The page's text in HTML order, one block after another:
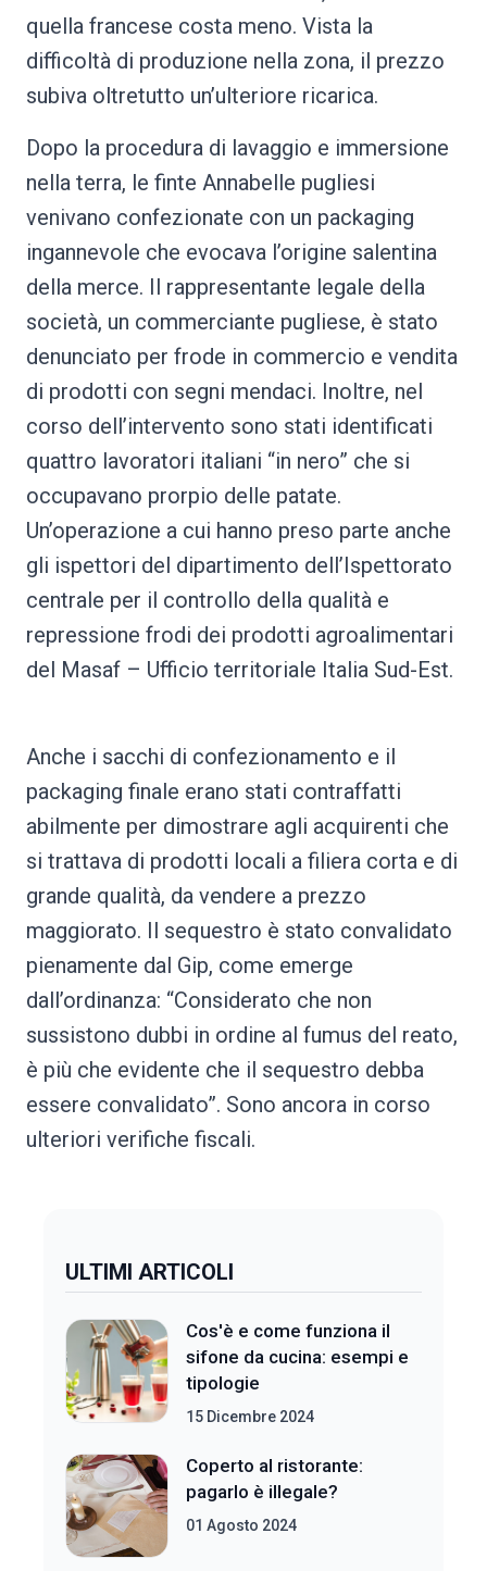
quella francese costa meno. Vista la
difficoltà di produzione nella zona, il prezzo
subiva oltretutto un’ulteriore ricarica.
Dopo la procedura di lavaggio e immersione
nella terra, le finte Annabelle pugliesi
venivano confezionate con un packaging
ingannevole che evocava l’origine salentina
della merce. Il rappresentante legale della
società, un commerciante pugliese, è stato
denunciato per frode in commercio e vendita
di prodotti con segni mendaci. Inoltre, nel
corso dell’intervento sono stati identificati
quattro lavoratori italiani “in nero” che si
occupavano prorpio delle patate.
Un’operazione a cui hanno preso parte anche
gli ispettori del dipartimento dell’Ispettorato
centrale per il controllo della qualità e
repressione frodi dei prodotti agroalimentari
del Masaf – Ufficio territoriale Italia Sud-Est.
Anche i sacchi di confezionamento e il
packaging finale erano stati contraffatti
abilmente per dimostrare agli acquirenti che
si trattava di prodotti locali a filiera corta e di
grande qualità, da vendere a prezzo
maggiorato. Il sequestro è stato convalidato
pienamente dal Gip, come emerge
dall’ordinanza: “Considerato che non
sussistono dubbi in ordine al fumus del reato,
è più che evidente che il sequestro debba
essere convalidato”. Sono ancora in corso
ulteriori verifiche fiscali.
ULTIMI ARTICOLI
Cos'è e come funziona il
sifone da cucina: esempi e
tipologie
15 Dicembre 2024
Coperto al ristorante:
pagarlo è illegale?
01 Agosto 2024